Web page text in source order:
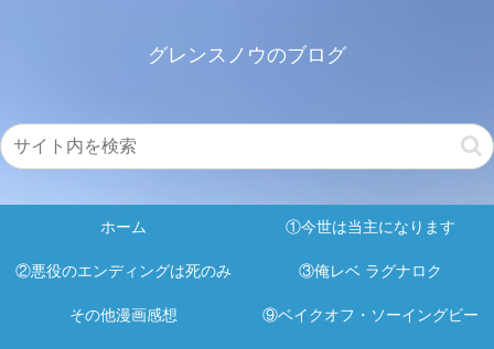
グレンスノウのブログ
ホーム ①今世は当主になります
②悪役のエンディングは死のみ ③俺レベ ラグナロク
その他漫画感想 ⑨ベイクオフ・ソーイングビー